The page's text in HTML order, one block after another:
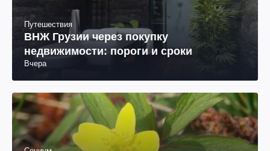
Путешествия
ВНЖ Грузии через покупку
недвижимости: пороги и сроки
Вчера